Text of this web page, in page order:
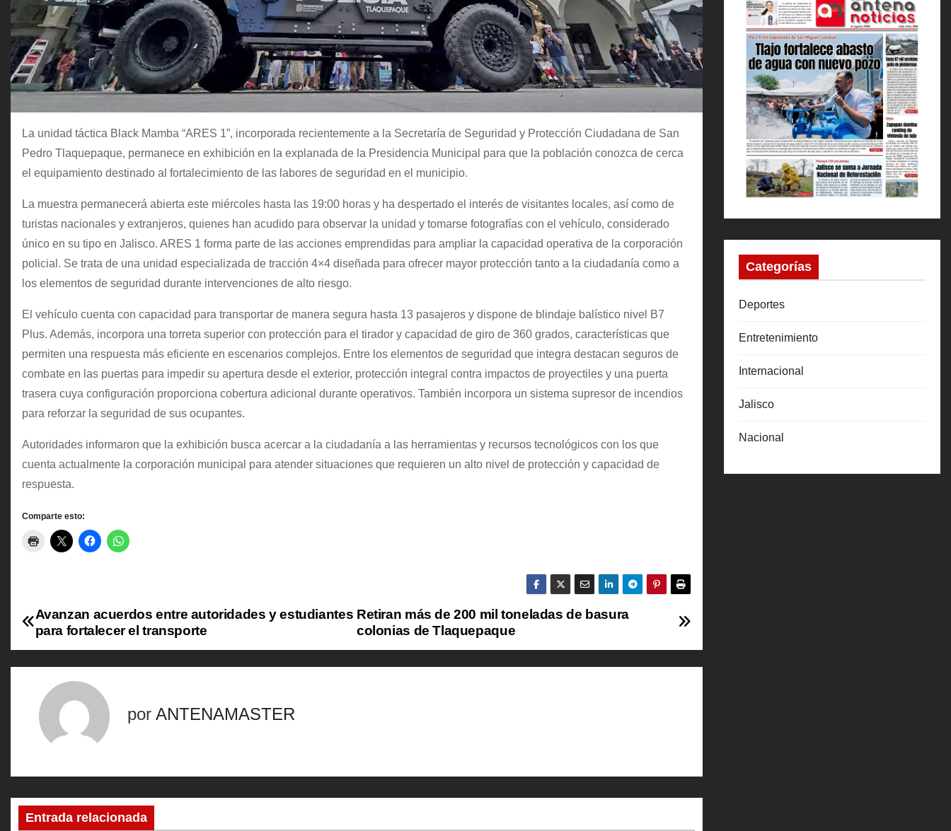
La unidad táctica Black Mamba “ARES 1”, incorporada recientemente a la Secretaría de Seguridad y Protección Ciudadana de San
Pedro Tlaquepaque, permanece en exhibición en la explanada de la Presidencia Municipal para que la población conozca de cerca
el equipamiento destinado al fortalecimiento de las labores de seguridad en el municipio.
La muestra permanecerá abierta este miércoles hasta las 19:00 horas y ha despertado el interés de visitantes locales, así como de
turistas nacionales y extranjeros, quienes han acudido para observar la unidad y tomarse fotografías con el vehículo, considerado
único en su tipo en Jalisco. ARES 1 forma parte de las acciones emprendidas para ampliar la capacidad operativa de la corporación
policial. Se trata de una unidad especializada de tracción 4×4 diseñada para ofrecer mayor protección tanto a la ciudadanía como a
los elementos de seguridad durante intervenciones de alto riesgo.
El vehículo cuenta con capacidad para transportar de manera segura hasta 13 pasajeros y dispone de blindaje balístico nivel B7
Plus. Además, incorpora una torreta superior con protección para el tirador y capacidad de giro de 360 grados, características que
permiten una respuesta más eficiente en escenarios complejos. Entre los elementos de seguridad que integra destacan seguros de
combate en las puertas para impedir su apertura desde el exterior, protección integral contra impactos de proyectiles y una puerta
trasera cuya configuración proporciona cobertura adicional durante operativos. También incorpora un sistema supresor de incendios
para reforzar la seguridad de sus ocupantes.
Autoridades informaron que la exhibición busca acercar a la ciudadanía a las herramientas y recursos tecnológicos con los que
cuenta actualmente la corporación municipal para atender situaciones que requieren un alto nivel de protección y capacidad de
respuesta.
Comparte esto:
N
a
c
Retiran más de 200 mil toneladas de basura
colonias de Tlaquepaque
Avanzan acuerdos entre autoridades y estudiantes
para fortalecer el transporte
por ANTENAMASTER
Entrada relacionada
Categorías
Deportes
Entretenimiento
Internacional
Jalisco
Nacional